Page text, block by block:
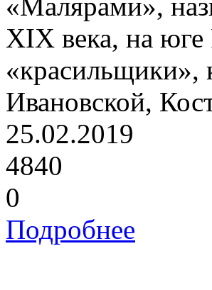
XIX века, на
«красильщики»,
Ивановской,
25.02.2019
4840
0
Подробнее